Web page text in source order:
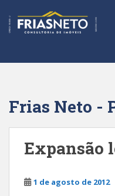
t
Frias Neto -
Expansão
1 de agosto de 2012